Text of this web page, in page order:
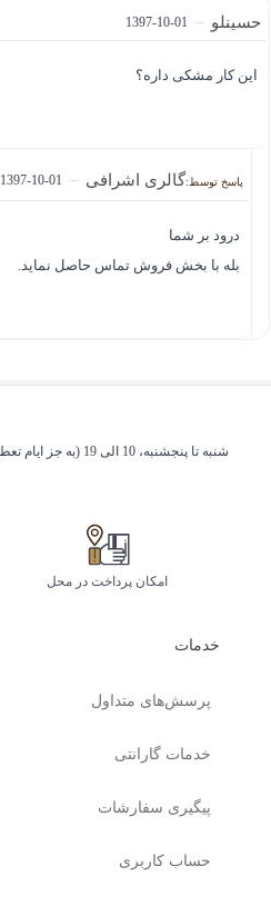
حسینلو –
1397-10-01
این کار مشکی داره؟
گالری اشرافی –
1397-10-01
درود بر شما
بله با بخش فروش تماس حاصل نماید.
شنبه تا پنجشنبه، 10 الی 19 (به جز ایام تعطیل)
امکان پرداخت در محل
خدمات
پرسش‌های متداول
خدمات گارانتی
پیگیری سفارشات
حساب کاربری